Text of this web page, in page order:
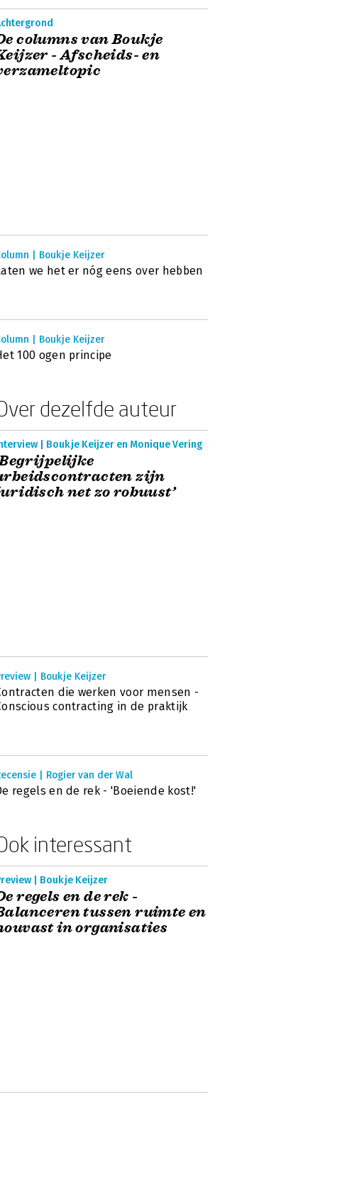
columns van Boukje
- Afscheids- en
| Boukje Keijzer
we het er nóg eens over hebben
| Boukje Keijzer
100 ogen principe
dezelfde auteur
| Boukje Keijzer en Monique Vering
zijn
net zo robuust’
| Boukje Keijzer
die werken voor mensen -
contracting in de praktijk
| Rogier van der Wal
regels en de rek - 'Boeiende kost!'
interessant
| Boukje Keijzer
regels en de rek -
tussen ruimte en
in organisaties